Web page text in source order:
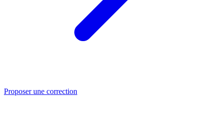
Proposer une correction